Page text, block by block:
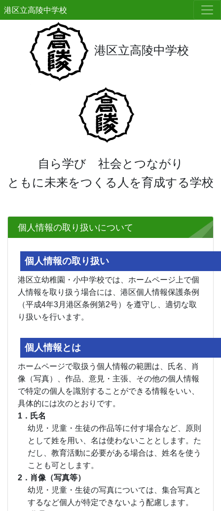
港区立高陵中学校
港区立高陵中学校
自ら学び 社会とつながり
ともに未来をつくる人を育成する学校
個人情報の取り扱いについて
個人情報の取り扱い
港区立幼稚園・小中学校では、ホームページ上で個
人情報を取り扱う場合には、港区個人情報保護条例
（平成4年3月港区条例第2号）を遵守し、適切な取
り扱いを行います。
個人情報とは
ホームページで取扱う個人情報の範囲は、氏名、肖
像（写真）、作品、意見・主張、その他の個人情報
で特定の個人を識別することができる情報をいい、
具体的には次のとおりです。
1．氏名
幼児・児童・生徒の作品等に付す場合など、原則
として姓を用い、名は使わないこととします。た
だし、教育活動に必要がある場合は、姓名を使う
ことも可とします。
2．肖像（写真等）
幼児・児童・生徒の写真については、集合写真と
するなど個人が特定できないよう配慮します。